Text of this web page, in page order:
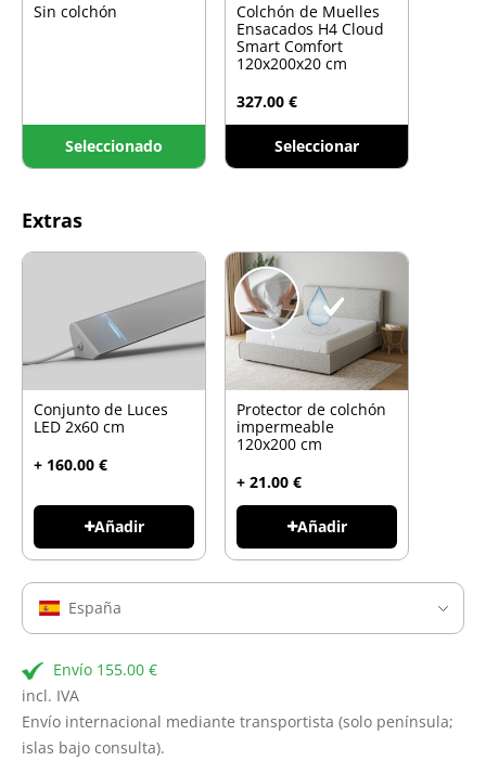
Sin colchón
Seleccionado
Colchón de Muelles
Ensacados H4 Cloud
Smart Comfort
120x200x20 cm
327.00 €
Seleccionar
Extras
Conjunto de Luces
LED 2x60 cm
+ 160.00 €
Añadir
Protector de colchón
impermeable
120x200 cm
+ 21.00 €
Añadir
España
Envío 155.00 €
incl. IVA
Envío internacional mediante transportista (solo península;
islas bajo consulta).